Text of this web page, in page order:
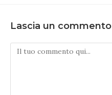
Lascia un commento
Commento